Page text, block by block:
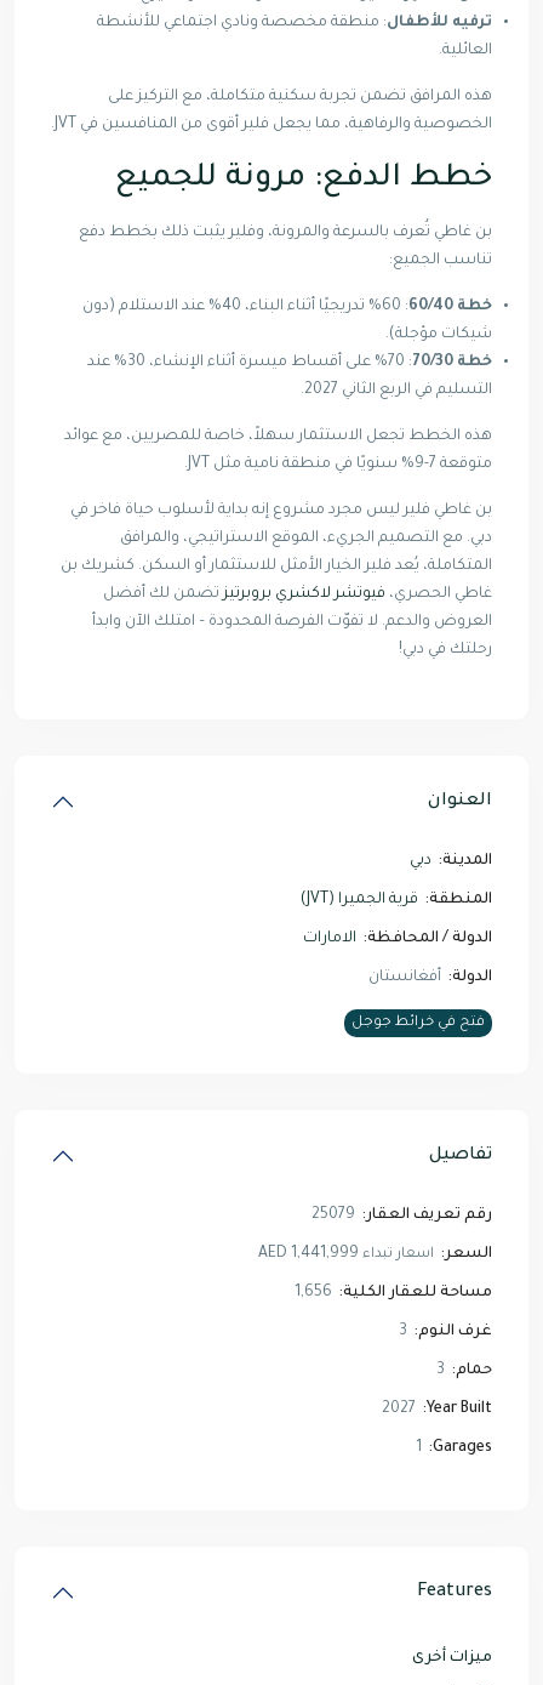
ترفيه للأطفال: منطقة مخصصة ونادي اجتماعي للأنشطة
العائلية.
هذه المرافق تضمن تجربة سكنية متكاملة، مع التركيز على
الخصوصية والرفاهية، مما يجعل فلير أقوى من المنافسين في JVT.
خطط الدفع: مرونة للجميع
بن غاطي تُعرف بالسرعة والمرونة، وفلير يثبت ذلك بخطط دفع
تناسب الجميع:
خطة 60/40
: 60% تدريجيًا أثناء البناء، 40% عند الاستلام (دون
شيكات مؤجلة).
خطة 70/30
: 70% على أقساط ميسرة أثناء الإنشاء، 30% عند
التسليم في الربع الثاني 2027.
هذه الخطط تجعل الاستثمار سهلاً، خاصة للمصريين، مع عوائد
متوقعة 7-9% سنويًا في منطقة نامية مثل JVT.
بن غاطي فلير ليس مجرد مشروع إنه بداية لأسلوب حياة فاخر في
دبي. مع التصميم الجريء، الموقع الاستراتيجي، والمرافق
المتكاملة، يُعد فلير الخيار الأمثل للاستثمار أو السكن. كشريك بن
غاطي الحصري، فيوتشر لاكشري بروبرتيزتضمن لك أفضل
العروض والدعم. لا تفوّت الفرصة المحدودة – امتلك الآن وابدأ
رحلتك في دبي!
العنوان
المدينة: دبي
المنطقة: قرية الجميرا (JVT)
الدولة / المحافظة: الامارات
الدولة: أفغانستان
فتح في خرائط جوجل
تفاصيل
رقم تعريف العقار: 25079
السعر: اسعار تبداء AED 1,441,999
مساحة للعقار الكلية: 1,656
غرف النوم: 3
حمام: 3
Year Built:
2027
Garages:
1
Features
ميزات أخرى